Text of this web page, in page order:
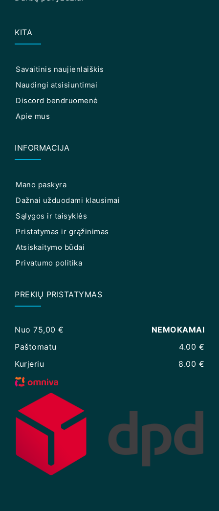
KITA
Savaitinis naujienlaiškis
Naudingi atsisiuntimai
Discord bendruomenė
Apie mus
INFORMACIJA
Mano paskyra
Dažnai užduodami klausimai
Sąlygos ir taisyklės
Pristatymas ir grąžinimas
Atsiskaitymo būdai
Privatumo politika
PREKIŲ PRISTATYMAS
Nuo 75,00 €
NEMOKAMAI
Paštomatu
4.00 €
Kurjeriu
8.00 €